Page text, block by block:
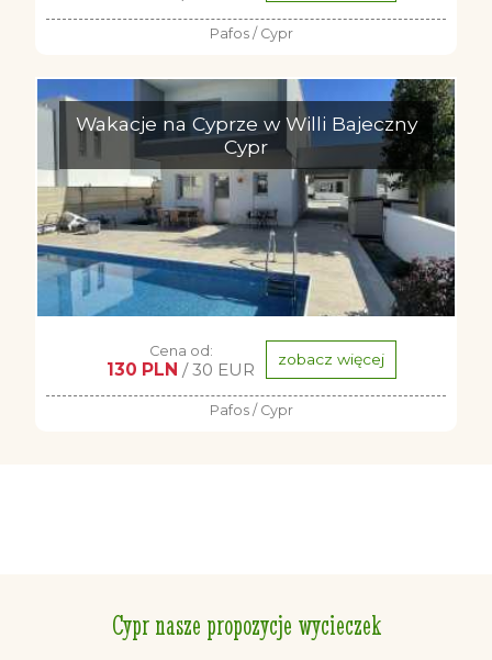
Pafos / Cypr
Wakacje na Cyprze w Willi Bajeczny
Cypr
Cena od:
130 PLN / 30 EUR zobacz więcej
Pafos / Cypr
Cypr nasze propozycje wycieczek